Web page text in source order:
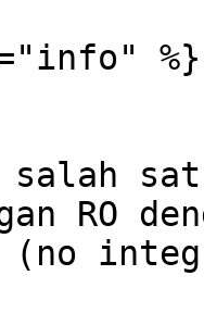
%}
salah
RO
(no